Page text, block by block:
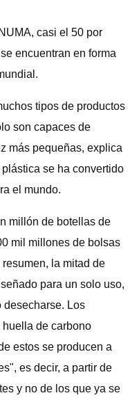
casi el 50 por
encuentran en forma
tipos de productos
son capaces de
más pequeñas, explica
se ha convertido
el mundo.
millón de botellas de
mil millones de bolsas
la mitad de
para un solo uso,
desecharse. Los
de carbono
estos se producen a
es decir, a partir de
y no de los que ya se